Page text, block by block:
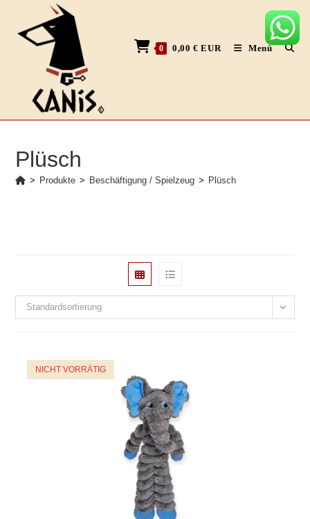
springen
0 0,00€ EUR Menü
Plüsch
> Produkte > Beschäftigung / Spielzeug > Plüsch
Standardsortierung
NICHT VORRÄTIG